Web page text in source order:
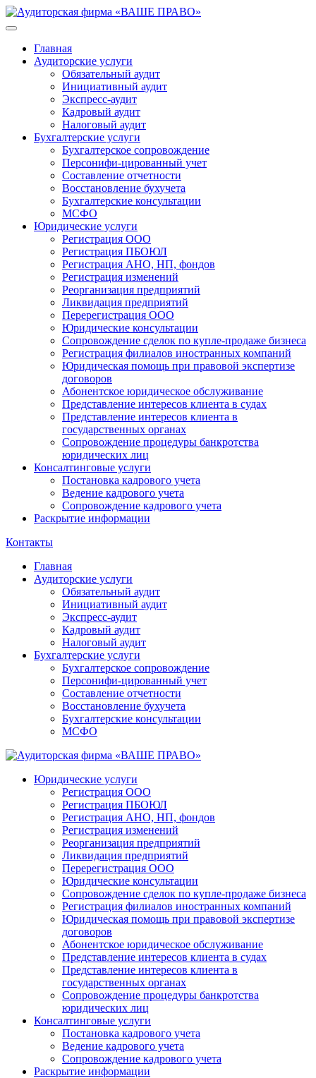
Главная
Аудиторские услуги
Обязательный аудит
Инициативный аудит
Экспресс-аудит
Кадровый аудит
Налоговый аудит
Бухгалтерские услуги
Бухгалтерское сопровождение
Персонифи-цированный учет
Составление отчетности
Восстановление бухучета
Бухгалтерские консультации
МСФО
Юридические услуги
Регистрация ООО
Регистрация ПБОЮЛ
Регистрация АНО, НП, фондов
Регистрация изменений
Реорганизация предприятий
Ликвидация предприятий
Перерегистрация ООО
Юридические консультации
Сопровождение сделок по купле-продаже бизнеса
Регистрация филиалов иностранных компаний
Юридическая помощь при правовой экспертизе
договоров
Абонентское юридическое обслуживание
Представление интересов клиента в судах
Представление интересов клиента в
государственных органах
Сопровождение процедуры банкротства
юридических лиц
Консалтинговые услуги
Постановка кадрового учета
Ведение кадрового учета
Сопровождение кадрового учета
Раскрытие информации
Контакты
Главная
Аудиторские услуги
Обязательный аудит
Инициативный аудит
Экспресс-аудит
Кадровый аудит
Налоговый аудит
Бухгалтерские услуги
Бухгалтерское сопровождение
Персонифи-цированный учет
Составление отчетности
Восстановление бухучета
Бухгалтерские консультации
МСФО
Юридические услуги
Регистрация ООО
Регистрация ПБОЮЛ
Регистрация АНО, НП, фондов
Регистрация изменений
Реорганизация предприятий
Ликвидация предприятий
Перерегистрация ООО
Юридические консультации
Сопровождение сделок по купле-продаже бизнеса
Регистрация филиалов иностранных компаний
Юридическая помощь при правовой экспертизе
договоров
Абонентское юридическое обслуживание
Представление интересов клиента в судах
Представление интересов клиента в
государственных органах
Сопровождение процедуры банкротства
юридических лиц
Консалтинговые услуги
Постановка кадрового учета
Ведение кадрового учета
Сопровождение кадрового учета
Раскрытие информации